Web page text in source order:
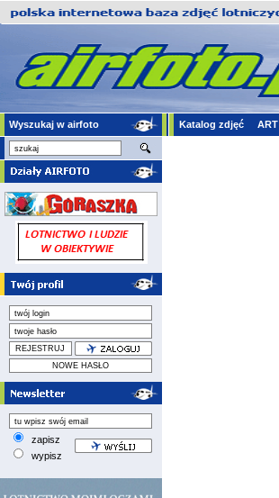
Wyszukaj w airfoto Katalog zdjęć ART
zapisz
wypisz